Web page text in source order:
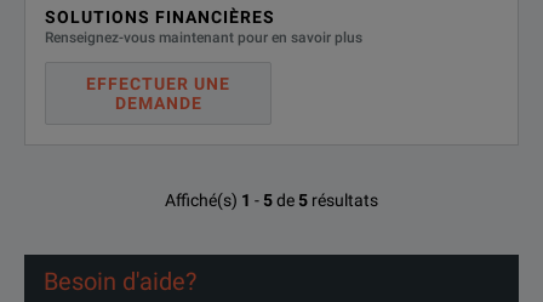
SOLUTIONS FINANCIÈRES
Renseignez-vous maintenant pour en savoir plus
EFFECTUER UNE
DEMANDE
Affiché(s) 1 - 5de 5 résultats
Besoin d'aide?